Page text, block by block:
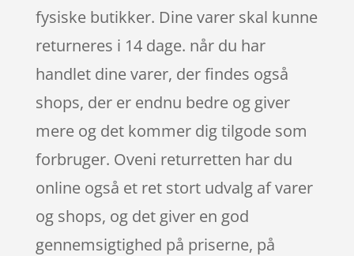
fysiske butikker. Dine varer skal kunne
returneres i 14 dage. når du har
handlet dine varer, der findes også
shops, der er endnu bedre og giver
mere og det kommer dig tilgode som
forbruger. Oveni returretten har du
online også et ret stort udvalg af varer
og shops, og det giver en god
gennemsigtighed på priserne, på